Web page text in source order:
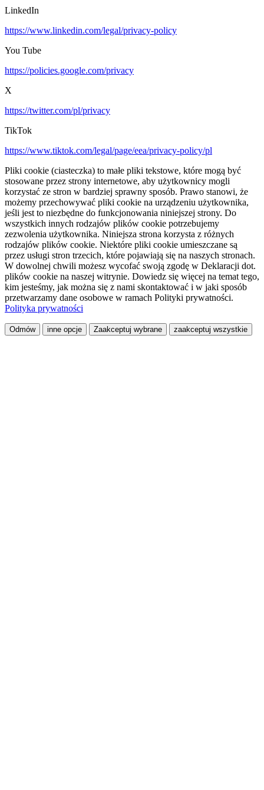
LinkedIn
https://www.linkedin.com/legal/privacy-policy
You Tube
https://policies.google.com/privacy
X
https://twitter.com/pl/privacy
TikTok
https://www.tiktok.com/legal/page/eea/privacy-policy/pl
Pliki cookie (ciasteczka) to małe pliki tekstowe, które mogą być
stosowane przez strony internetowe, aby użytkownicy mogli
korzystać ze stron w bardziej sprawny sposób. Prawo stanowi, że
możemy przechowywać pliki cookie na urządzeniu użytkownika,
jeśli jest to niezbędne do funkcjonowania niniejszej strony. Do
wszystkich innych rodzajów plików cookie potrzebujemy
zezwolenia użytkownika. Niniejsza strona korzysta z różnych
rodzajów plików cookie. Niektóre pliki cookie umieszczane są
przez usługi stron trzecich, które pojawiają się na naszych stronach.
W dowolnej chwili możesz wycofać swoją zgodę w Deklaracji dot.
plików cookie na naszej witrynie. Dowiedz się więcej na temat tego,
kim jesteśmy, jak można się z nami skontaktować i w jaki sposób
przetwarzamy dane osobowe w ramach Polityki prywatności.
Polityka prywatności
Odmów inne opcje Zaakceptuj wybrane zaakceptuj wszystkie